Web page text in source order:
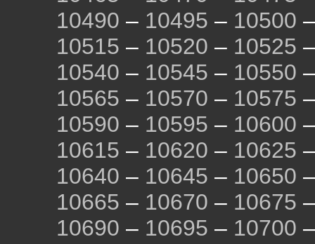
10490 – 10495 – 10500
10515 – 10520 – 10525
10540 – 10545 – 10550
10565 – 10570 – 10575
10590 – 10595 – 10600
10615 – 10620 – 10625
10640 – 10645 – 10650
10665 – 10670 – 10675
10690 – 10695 – 10700